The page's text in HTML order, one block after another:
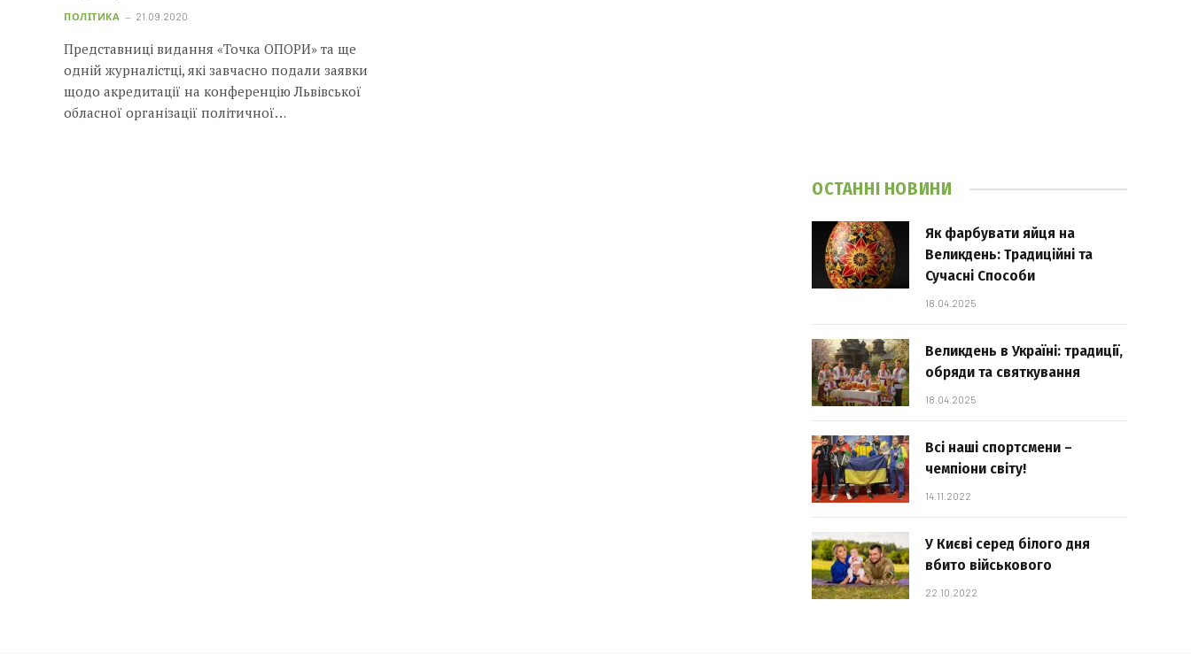
ПОЛІТИКА 21.09.2020
Представниці видання «Точка ОПОРИ» та ще
одній журналістці, які завчасно подали заявки
щодо акредитації на конференцію Львівської
обласної організації політичної…
ОСТАННІ НОВИНИ
Як фарбувати яйця на
Великдень: Традиційні та
Сучасні Способи
18.04.2025
Великдень в Україні: традиції,
обряди та святкування
18.04.2025
Всі наші спортсмени –
чемпіони світу!
14.11.2022
У Києві серед білого дня
вбито військового
22.10.2022